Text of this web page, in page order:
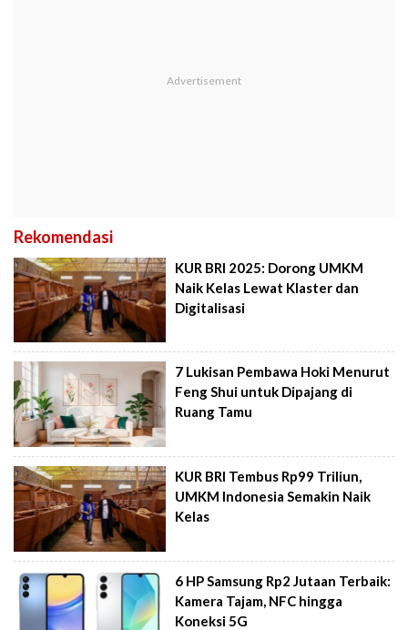
Rekomendasi
KUR BRI 2025: Dorong UMKM
Naik Kelas Lewat Klaster dan
Digitalisasi
7 Lukisan Pembawa Hoki Menurut
Feng Shui untuk Dipajang di
Ruang Tamu
KUR BRI Tembus Rp99 Triliun,
UMKM Indonesia Semakin Naik
Kelas
6 HP Samsung Rp2 Jutaan Terbaik:
Kamera Tajam, NFC hingga
Koneksi 5G